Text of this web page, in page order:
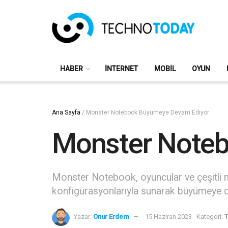
HABER İNTERNET MOBIL OYUN
Ana Sayfa / Monster Notebook Büyümeye Devam Ediyor
Monster
Monster Notebook, oyuncular ve çeşitli
konfigürasyonlarıyla sunarak büyümeye
Yazar: Onur Erdem 15 Haziran 2023 Kategori: